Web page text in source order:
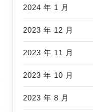
2024 年 1 月
2023 年 12 月
2023 年 11 月
2023 年 10 月
2023 年 8 月